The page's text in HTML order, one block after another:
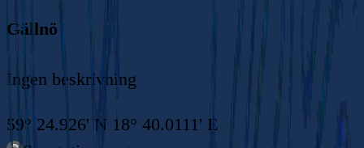
Gällnö
Ingen beskrivning
59° 24.926' N 18° 40.0111' E